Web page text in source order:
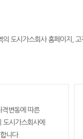
도시가스회사 홈페이지,
변동에 따른
도시가스회사에
니다.